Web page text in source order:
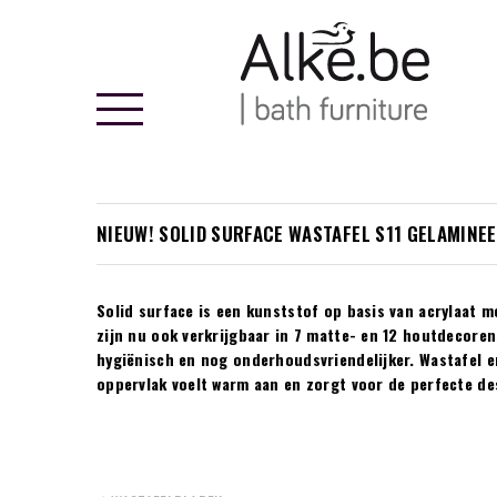
NIEUW! SOLID SURFACE WASTAFEL S11
Solid surface is een kunststof op basis van acrylaat
zijn nu ook verkrijgbaar in 7 matte- en 12
hygiënisch en nog onderhoudsvriendelijker. Wastafel
oppervlak voelt warm aan en zorgt voor de perfecte